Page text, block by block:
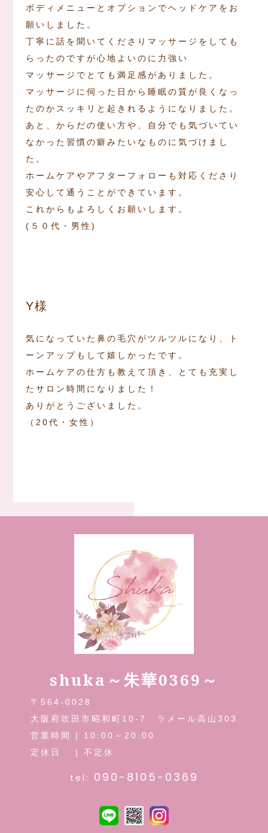
ボディメニューとオプションでヘッドケアをお
願いしました。
丁寧に話を聞いてくださりマッサージをしても
らったのですが心地よいのに力強い
マッサージでとても満足感がありました。
マッサージに伺った日から睡眠の質が良くなっ
たのかスッキリと起きれるようになりました。
あと、からだの使い方や、自分でも気づいてい
なかった習慣の癖みたいなものに気づけまし
た。
ホームケアやアフターフォローも対応くださり
安心して通うことができています。
これからもよろしくお願いします。
(５０代・男性)
Y様
気になっていた鼻の毛穴がツルツルになり、ト
ーンアップもして嬉しかったです。
ホームケアの仕方も教えて頂き、とても充実し
たサロン時間になりました！
ありがとうございました。
（20代・女性）
shuka～朱華0369～
〒564-0028
大阪府吹田市昭和町10-7 ラメール高山303
営業時間 | 10:00～20:00
定休日 | 不定休
tel: 090-8105-0369